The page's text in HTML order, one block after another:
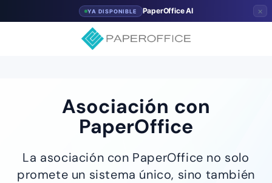
YA DISPONIBLE PaperOffice AI ×
Asociación con
PaperOffice
La asociación con PaperOffice no solo
promete un sistema único, sino también